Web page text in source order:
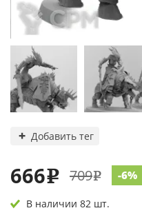
Добавить тег
666e 709e -6%
В наличии 82 шт.